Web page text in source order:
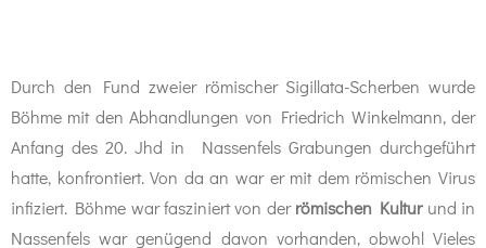
Durch den Fund zweier römischer Sigillata-Scherben wurde
Böhme mit den Abhandlungen von Friedrich Winkelmann, der
Anfang des 20. Jhd in Nassenfels Grabungen durchgeführt
hatte, konfrontiert. Von da an war er mit dem römischen Virus
infiziert. Böhme war fasziniert von derrömischen Kulturund in
Nassenfels war genügend davon vorhanden, obwohl Vieles